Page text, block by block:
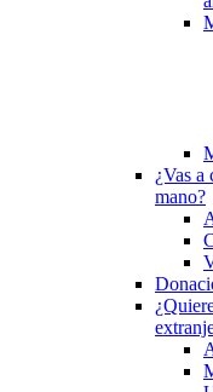
¿Vas a
mano?